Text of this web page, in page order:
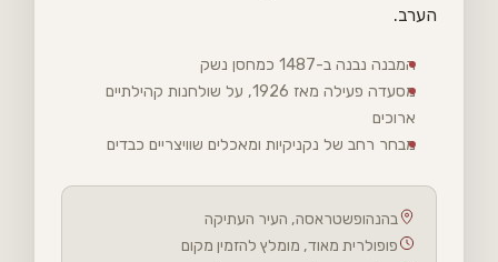
הערב.
המבנה נבנה ב-1487 כמחסן נשק
מסעדה פעילה מאז 1926, על שולחנות קהילתיים
ארוכים
מבחר רחב של נקניקיות ומאכלים שוויצריים כבדים
בהנהופשטראסה, העיר העתיקה
פופולרית מאוד, מומלץ להזמין מקום